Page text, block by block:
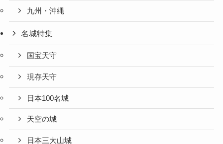
九州・沖縄
名城特集
国宝天守
現存天守
日本100名城
天空の城
日本三大山城